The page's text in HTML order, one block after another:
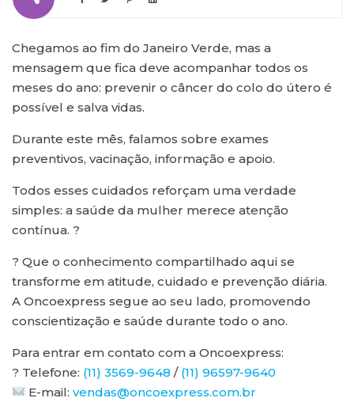
Chegamos ao fim do Janeiro Verde, mas a
mensagem que fica deve acompanhar todos os
meses do ano: prevenir o câncer do colo do útero é
possível e salva vidas.
Durante este mês, falamos sobre exames
preventivos, vacinação, informação e apoio.
Todos esses cuidados reforçam uma verdade
simples: a saúde da mulher merece atenção
contínua. ?
? Que o conhecimento compartilhado aqui se
transforme em atitude, cuidado e prevenção diária.
A Oncoexpress segue ao seu lado, promovendo
conscientização e saúde durante todo o ano.
Para entrar em contato com a Oncoexpress:
? Telefone: (11) 3569-9648 / (11) 96597-9640
E-mail:vendas@oncoexpress.com.br